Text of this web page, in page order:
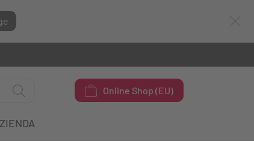
Online Shop (EU)